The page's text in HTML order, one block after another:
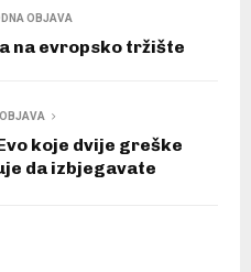
OBJAVA
na evropsko tržište
koje dvije greške
da izbjegavate